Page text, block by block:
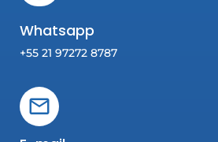
Whatsapp
+55 21 97272 8787